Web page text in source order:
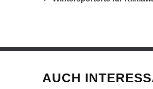
AUCH